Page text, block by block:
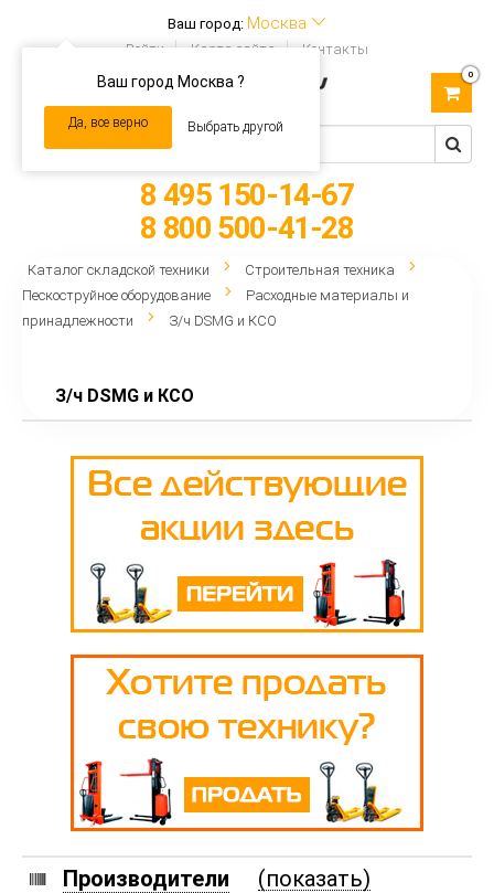
Ваш город: Москва
Ваш город Москва ?
Да, все верно Выбрать другой
Войти Карта сайта Контакты
navigation
0
8 495 150-14-67
8 800 500-41-28
Каталог складской техники
Строительная техника
Пескоструйное оборудование
Расходные материалы и
принадлежности
З/ч DSMG и КСО
З/ч DSMG и КСО
Производители (показать)